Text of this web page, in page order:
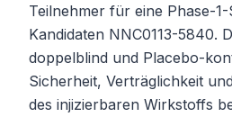
Teilnehmer für eine Phase-1-
Kandidaten NNC0113-5840.
doppelblind und Placebo-
Sicherheit, Verträglichkeit
des injizierbaren Wirkstoffs